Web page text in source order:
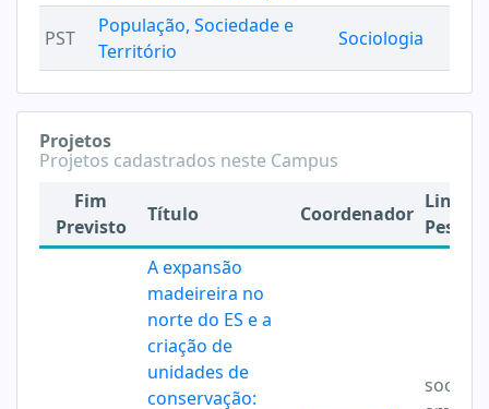
PST
População, Sociedade e
Território
Sociologia
Projetos
Projetos cadastrados neste Campus
Fim
Previsto
Título Coordenador
Linha
A expansão
madeireira no
norte do ES e a
criação de
unidades de
conservação: